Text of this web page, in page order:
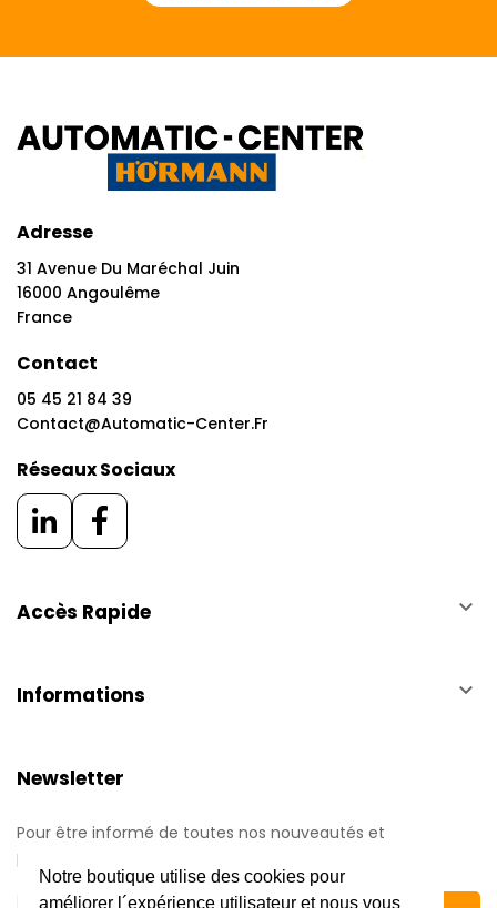
Notre boutique utilise des cookies pour
améliorer l´expérience utilisateur et nous vous
Adresse
31 Avenue Du Maréchal Juin
16000 Angoulême
France
Contact
05 45 21 84 39
Contact@automatic-Center.fr
Réseaux Sociaux
Accès Rapide keyboard_arrow_down
Informations keyboard_arrow_down
Newsletter
Pour être informé de toutes nos nouveautés et
promotions.